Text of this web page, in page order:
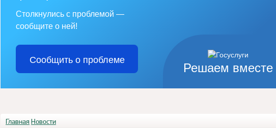
Решаем вместе
Столкнулись с проблемой —
сообщите о ней!
Сообщить о проблеме
Главная Новости